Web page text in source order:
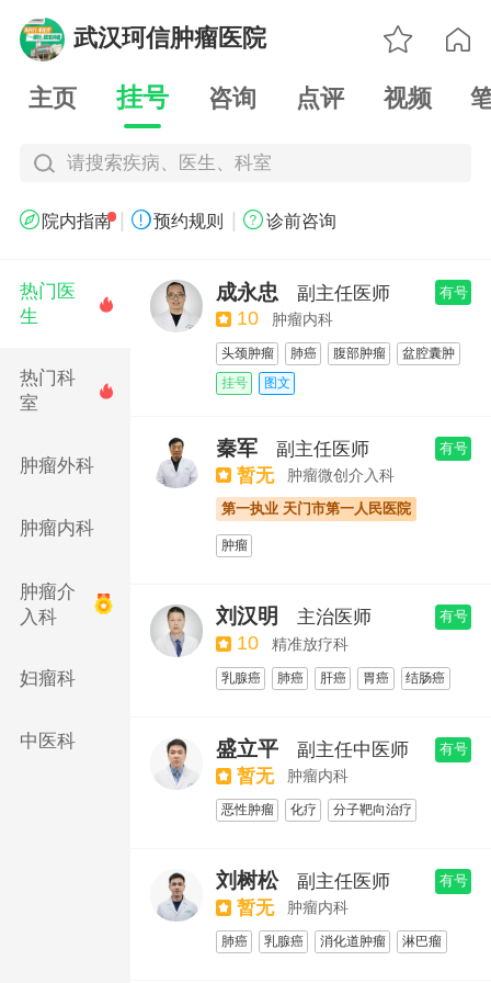
武汉珂信肿瘤医院  
主页 挂号 咨询 点评 视频
请搜索疾病、医生、科室
 院内指南 预约规则 诊前咨询
热门医
生

热门科
室

肿瘤外科
肿瘤内科
肿瘤介
入科
妇瘤科
中医科
成永忠 副主任医师 有号
10 肿瘤内科
头颈肿瘤 肺癌 腹部肿瘤
盆腔囊肿
软组织肿瘤
超声内镜引导下胆管穿刺引流术（EUS-B
D）
介入治疗
挂号 图文
秦军 副主任医师 有号
暂无 肿瘤微创介入科
第一执业 天门市第一人民医院
肿瘤
刘汉明 主治医师 有号
10 精准放疗科
乳腺癌 肺癌 肝癌 胃癌
结肠癌
甲状腺癌
肿瘤/癌症 放疗
盛立平 副主任中医师 有号
暂无 肿瘤内科
恶性肿瘤 化疗
分子靶向治疗
刘树松 副主任医师 有号
暂无 肿瘤内科
肺癌 乳腺癌 消化道肿瘤
淋巴瘤